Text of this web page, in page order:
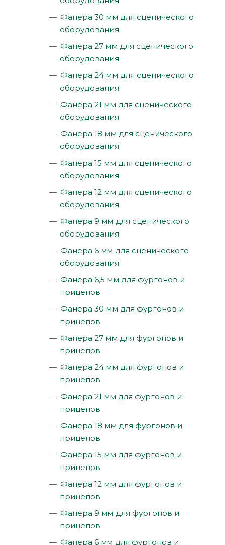
Фанера 30 мм для сценического
оборудования
Фанера 27 мм для сценического
оборудования
Фанера 24 мм для сценического
оборудования
Фанера 21 мм для сценического
оборудования
Фанера 18 мм для сценического
оборудования
Фанера 15 мм для сценического
оборудования
Фанера 12 мм для сценического
оборудования
Фанера 9 мм для сценического
оборудования
Фанера 6 мм для сценического
оборудования
Фанера 6,5 мм для фургонов и
прицепов
Фанера 30 мм для фургонов и
прицепов
Фанера 27 мм для фургонов и
прицепов
Фанера 24 мм для фургонов и
прицепов
Фанера 21 мм для фургонов и
прицепов
Фанера 18 мм для фургонов и
прицепов
Фанера 15 мм для фургонов и
прицепов
Фанера 12 мм для фургонов и
прицепов
Фанера 9 мм для фургонов и
прицепов
Фанера 6 мм для фургонов и